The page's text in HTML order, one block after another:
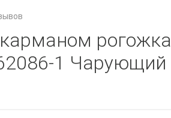
рогожка
1 Чарующий